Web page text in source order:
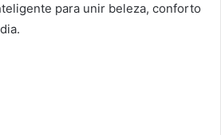
para unir beleza, conforto